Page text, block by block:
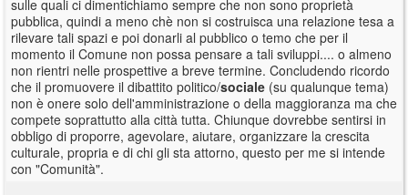
sulle quali ci dimentichiamo sempre che non sono proprietà
pubblica, quindi a meno chè non si costruisca una relazione tesa a
rilevare tali spazi e poi donarli al pubblico o temo che per il
momento il Comune non possa pensare a tali sviluppi.... o almeno
non rientri nelle prospettive a breve termine. Concludendo ricordo
che il promuovere il dibattito politico/sociale (su qualunque tema)
non è onere solo dell'amministrazione o della maggioranza ma che
compete soprattutto alla città tutta. Chiunque dovrebbe sentirsi in
obbligo di proporre, agevolare, aiutare, organizzare la crescita
culturale, propria e di chi gli sta attorno, questo per me si intende
con "Comunità".